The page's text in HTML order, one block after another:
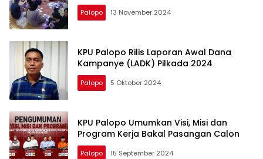
Palopo 13 November 2024
KPU Palopo Rilis Laporan Awal Dana
Kampanye (LADK) Pilkada 2024
Palopo 5 Oktober 2024
KPU Palopo Umumkan Visi, Misi dan
Program Kerja Bakal Pasangan Calon
Palopo 15 September 2024